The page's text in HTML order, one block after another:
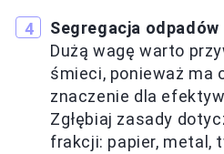
Segregacja odpadów
Dużą wagę warto
śmieci, ponieważ ma
znaczenie dla
Zgłębiaj zasady
frakcji: papier, metal,